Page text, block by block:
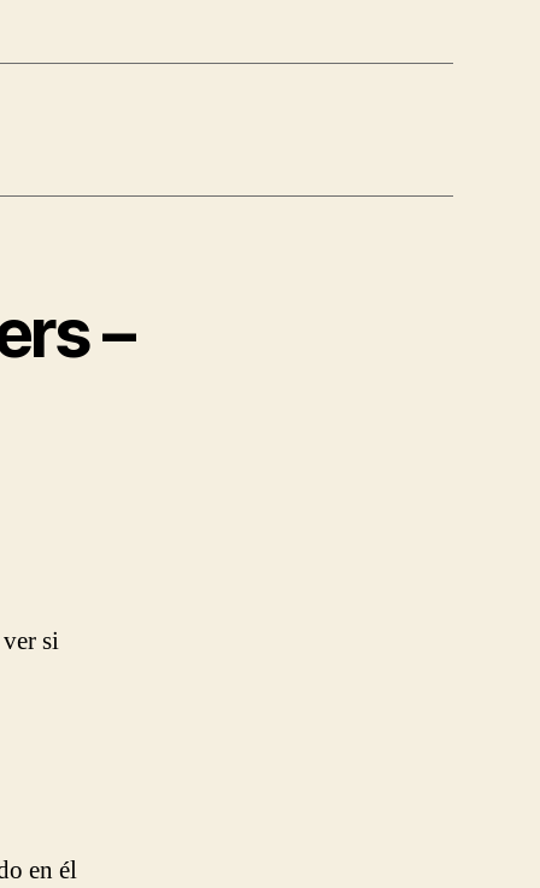
–
si
en él